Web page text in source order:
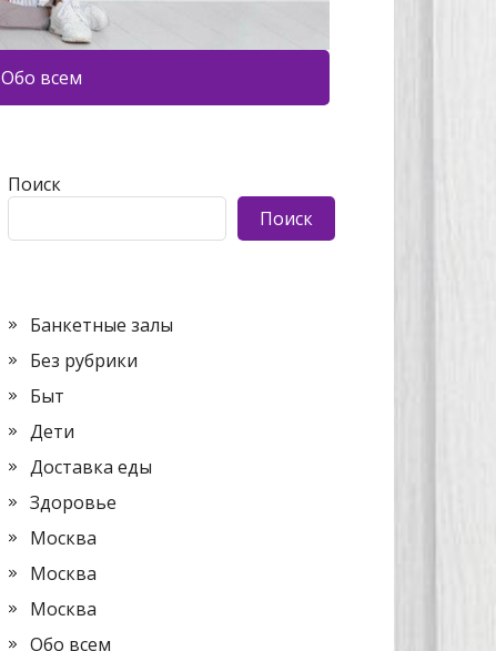
Обо всем
Поиск
Поиск
Банкетные залы
Без рубрики
Быт
Дети
Доставка еды
Здоровье
Москва
Москва
Москва
Обо всем